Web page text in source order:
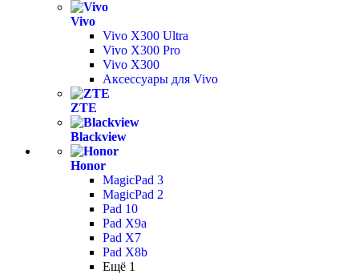
Vivo
Vivo X300 Ultra
Vivo X300 Pro
Vivo X300
Аксессуары для Vivo
ZTE
Blackview
Honor
MagicPad 3
MagicPad 2
Pad 10
Pad X9a
Pad X7
Pad X8b
Ещё 1